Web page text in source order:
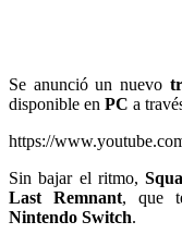
Se anunció un nuevo
disponible en PC a
https://
Sin bajar el ritmo,
Last Remnant, que
Nintendo Switch.